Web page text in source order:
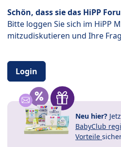
Schön, dass sie das HiPP
Bitte loggen Sie sich im HiPP
mitzudiskutieren und Ihre
Login
Neu hier?
BabyClub
Vorteile